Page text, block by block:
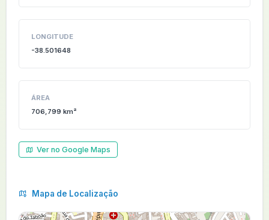
LONGITUDE
-38.501648
ÁREA
706,799 km²
Ver no Google Maps
Mapa de Localização